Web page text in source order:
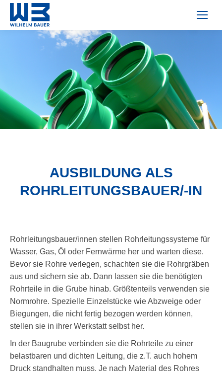
AUSBILDUNG ALS
ROHRLEITUNGSBAUER/-IN
Rohrleitungsbauer/innen stellen Rohrleitungssysteme für
Wasser, Gas, Öl oder Fernwärme her und warten diese.
Bevor sie Rohre verlegen, schachten sie die Rohrgräben
aus und sichern sie ab. Dann lassen sie die benötigten
Rohrteile in die Grube hinab. Größtenteils verwenden sie
Normrohre. Spezielle Einzelstücke wie Abzweige oder
Biegungen, die nicht fertig bezogen werden können,
stellen sie in ihrer Werkstatt selbst her.
In der Baugrube verbinden sie die Rohrteile zu einer
belastbaren und dichten Leitung, die z.T. auch hohem
Druck standhalten muss. Je nach Material des Rohres